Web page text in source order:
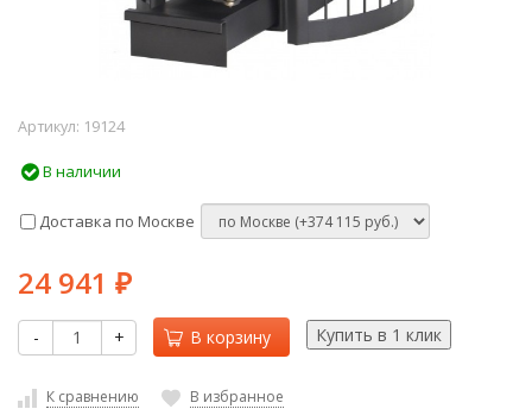
Артикул: 19124
В наличии
Доставка по Москве
24 941 ₽
- + В корзину
К сравнению В избранное